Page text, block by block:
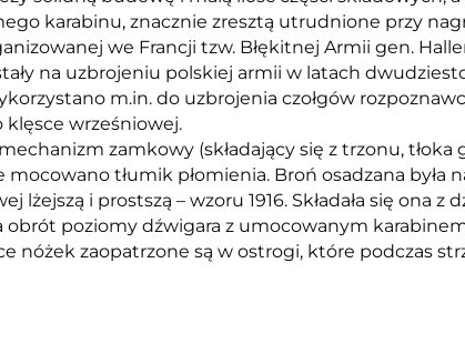
karabinu, znacznie zresztą utrudnione przy
we Francji tzw. Błękitnej Armii gen.
na uzbrojeniu polskiej armii w latach
m.in. do uzbrojenia czołgów
wrześniowej.
zamkowy (składający się z trzonu, tłoka
tłumik płomienia. Broń osadzana była
i prostszą – wzoru 1916. Składała się ona z
obrót poziomy dźwigara z umocowanym
zaopatrzone są w ostrogi, które podczas